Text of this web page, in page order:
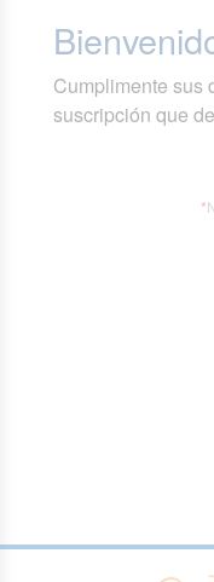
Cumplimente sus
suscripción que
*